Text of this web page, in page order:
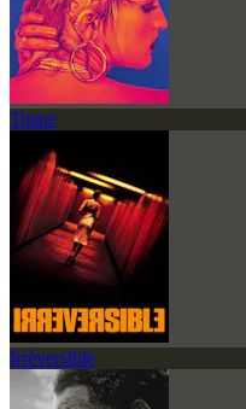
Titane
Irréversible